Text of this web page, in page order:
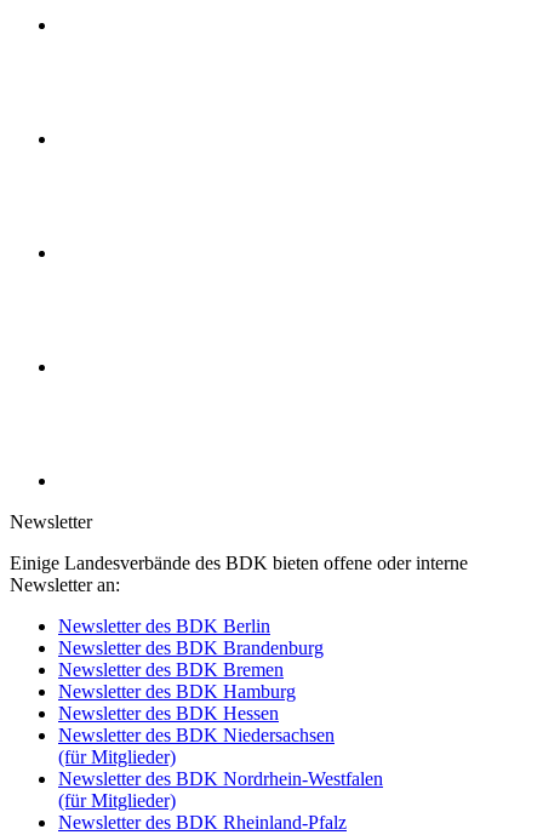
Newsletter
Einige Landesverbände des BDK bieten offene oder interne
Newsletter an:
Newsletter des BDK Berlin
Newsletter des BDK Brandenburg
Newsletter des BDK Bremen
Newsletter des BDK Hamburg
Newsletter des BDK Hessen
Newsletter des BDK Niedersachsen
(für Mitglieder)
Newsletter des BDK Nordrhein-Westfalen
(für Mitglieder)
Newsletter des BDK Rheinland-Pfalz